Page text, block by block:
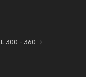
300 - 360